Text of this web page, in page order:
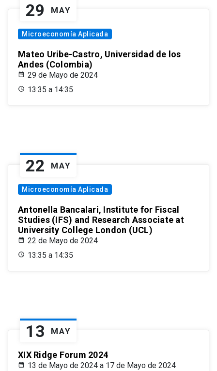
29 MAY
Microeconomía Aplicada
Mateo Uribe-Castro, Universidad de los
Andes (Colombia)
29 de Mayo de 2024
13:35 a 14:35
22 MAY
Microeconomía Aplicada
Antonella Bancalari, Institute for Fiscal
Studies (IFS) and Research Associate at
University College London (UCL)
22 de Mayo de 2024
13:35 a 14:35
13 MAY
XIX Ridge Forum 2024
13 de Mayo de 2024 a 17 de Mayo de 2024